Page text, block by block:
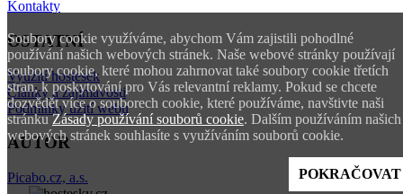
Soubory cookie využíváme, abychom Vám zajistili pohodlné
používání našich webových stránek. Naše webové stránky používají
soubory cookie, které mohou zahrnovat také soubory cookie třetích
stran, k poskytování pro Vás relevantní reklamy. Pokud se chcete
dozvědět více o souborech cookie, které používáme, navštivte naši
stránkuZásady používání souborů cookie. Dalším používáním našich
webových stránek souhlasíte s využíváním souborů cookie.
POKRAČOVAT
Kontakty
OSTATNÍ
Využití hostesek
Články a zajímavosti
Podmínky užití webu
AUTOR
Picabo.cz, a.s.